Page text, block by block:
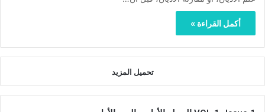
أكمل القراءة »
تحميل المزيد